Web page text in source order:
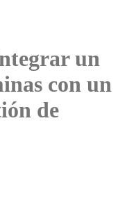
un
con un
de